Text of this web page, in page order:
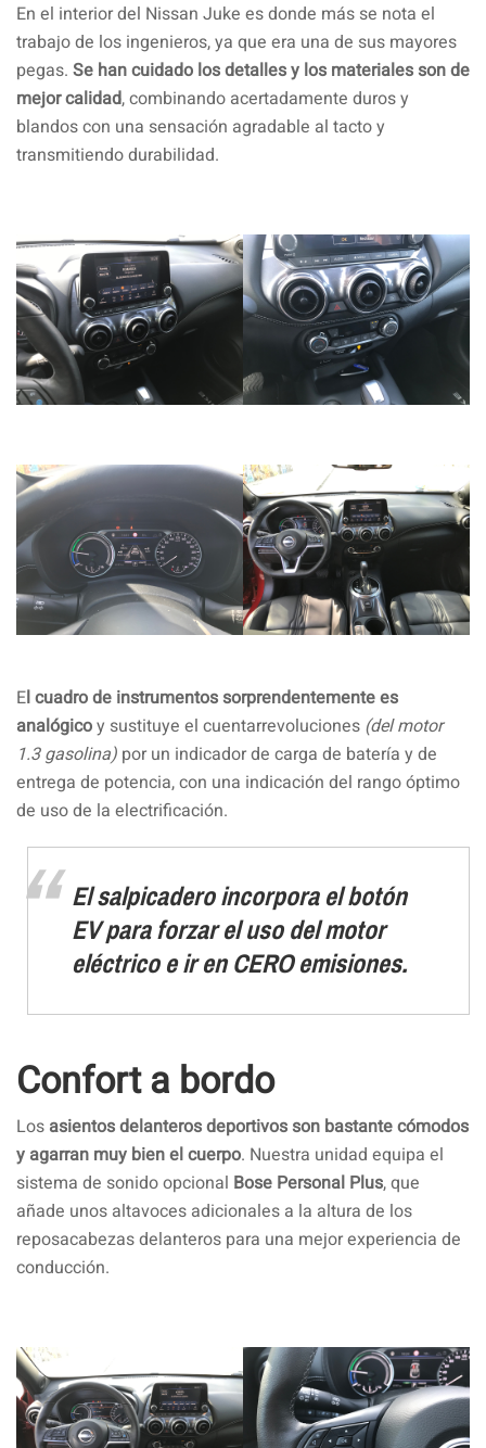
En el interior del Nissan Juke es donde más se nota el
trabajo de los ingenieros, ya que era una de sus mayores
pegas. Se han cuidado los detalles y los materialesson de
mejor calidad, combinando acertadamente duros y
blandos con una sensación agradable al tacto y
transmitiendo durabilidad.
El cuadro de instrumentos sorprendentemente es
analógicoy sustituye el cuentarrevoluciones (del motor
1.3 gasolina) por un indicador de carga de batería y de
entrega de potencia, con una indicación del rango óptimo
de uso de la electrificación.
El salpicadero incorpora el botón
EV para forzar el uso del motor
eléctrico e ir en CERO emisiones.
Confort a bordo
Los asientos delanteros deportivos son bastante cómodos
y agarran muy bien el cuerpo. Nuestra unidad equipa el
sistema de sonido opcional Bose Personal Plus, que
añade unos altavoces adicionales a la altura de los
reposacabezas delanteros para una mejor experiencia de
conducción.